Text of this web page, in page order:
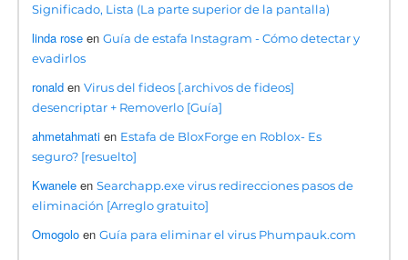
Significado, Lista (La parte superior de la pantalla)
linda rose enGuía de estafa Instagram - Cómo detectar y
evadirlos
ronald enVirus del fideos [.archivos de fideos]
desencriptar + Removerlo [Guía]
ahmetahmati en Estafa de BloxForge en Roblox- Es
seguro? [resuelto]
Kwanele enSearchapp.exe virus redirecciones pasos de
eliminación [Arreglo gratuito]
Omogolo enGuía para eliminar el virus Phumpauk.com